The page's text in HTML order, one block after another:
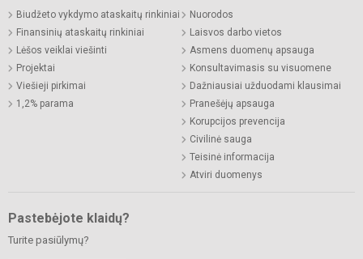
Biudžeto vykdymo ataskaitų rinkiniai
Finansinių ataskaitų rinkiniai
Lėšos veiklai viešinti
Projektai
Viešieji pirkimai
1,2% parama
Nuorodos
Laisvos darbo vietos
Asmens duomenų apsauga
Konsultavimasis su visuomene
Dažniausiai užduodami klausimai
Pranešėjų apsauga
Korupcijos prevencija
Civilinė sauga
Teisinė informacija
Atviri duomenys
Pastebėjote klaidų?
Turite pasiūlymų?